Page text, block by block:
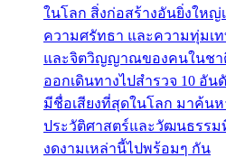
ในโลก สิ่งก่อสร้างอันยิ่งใหญ่
ความศรัทธา และความทุ่มเ
และจิตวิญญาณของคนในชา
ออกเดินทางไปสำรวจ 10 อั
มีชื่อเสียงที่สุดในโลก มาค้น
ประวัติศาสตร์และวัฒนธรรม
งดงามเหล่านี้ไปพร้อมๆ กัน